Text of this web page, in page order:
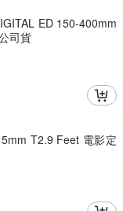
ED 150-400mm
司貨
T2.9 Feet 電影定